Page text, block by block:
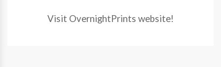
Visit OvernightPrints website!